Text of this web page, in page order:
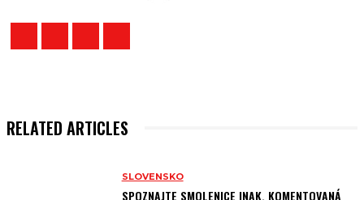
RELATED ARTICLES
SLOVENSKO
SPOZNAJTE SMOLENICE INAK. KOMENTOVANÁ